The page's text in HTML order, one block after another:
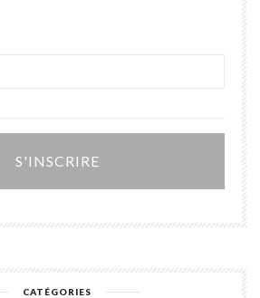
CATÉGORIES